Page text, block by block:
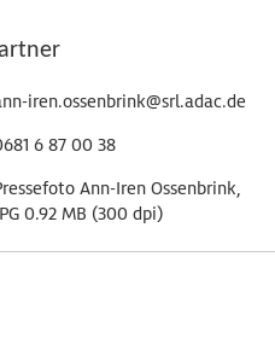
iren.ossenbrink@srl.adac.de
6 87 00 38
Ann-Iren Ossenbrink,
0.92 MB (300 dpi)